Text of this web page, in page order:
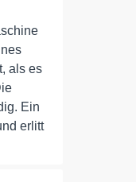
als es
Ein
erlitt